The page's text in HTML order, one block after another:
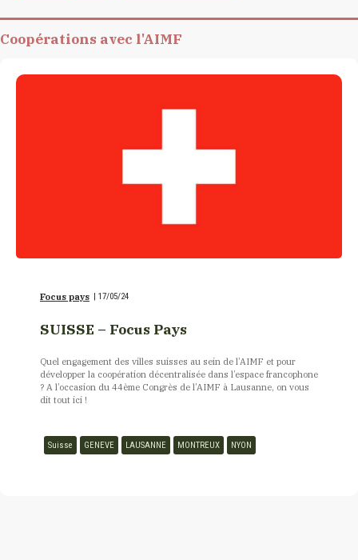
Coopérations avec l'AIMF
Focus pays | 17/05/24
SUISSE – Focus Pays
Quel engagement des villes suisses au sein de l’AIMF et pour
développer la coopération décentralisée dans l’espace francophone
? A l’occasion du 44ème Congrès de l’AIMF à Lausanne, on vous
dit tout ici !
Suisse GENEVE LAUSANNE MONTREUX NYON